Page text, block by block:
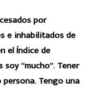
por
e inhabilitados de
el Índice de
“mucho”. Tener
Tengo una